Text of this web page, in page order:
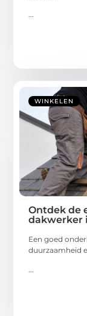
WINKELEN
Ontdek de
dakwerker
Een goed
duurzaamheid